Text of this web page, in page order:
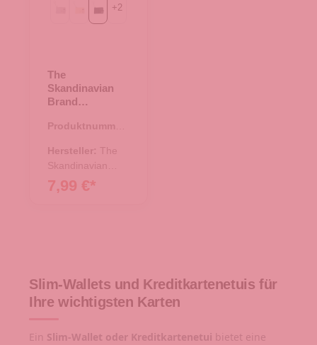
Light grau
beigeschwarz
+2
The
Skandinavian
Brand
- schwarz
Produktnummer:
Hersteller: The
Skandinavian
Brand
7,99 €*
Slim-Wallets und Kreditkartenetuis für
Ihre wichtigsten Karten
Ein Slim-Wallet oder Kreditkartenetui bietet eine